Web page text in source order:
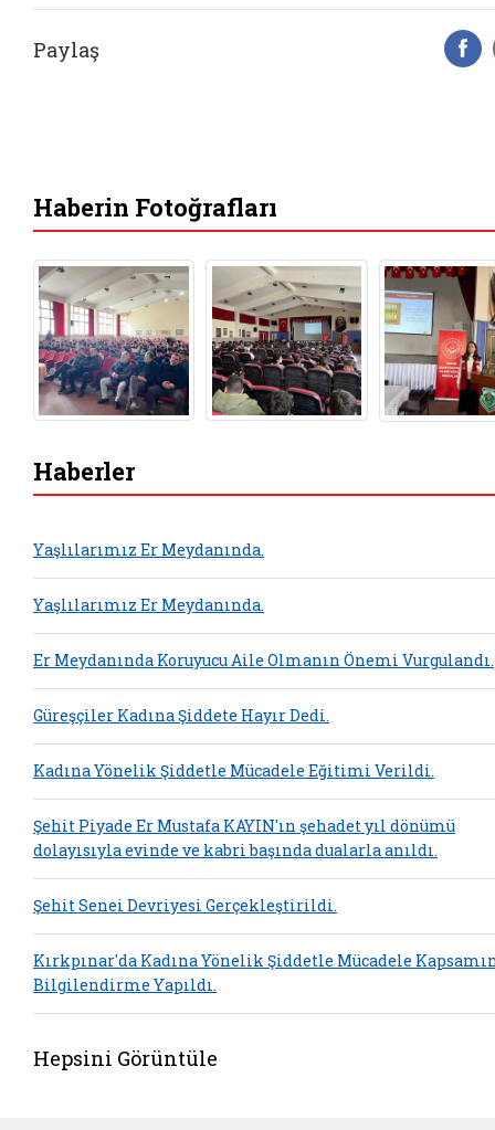
Paylaş
Haberin Fotoğrafları
Haberler
Yaşlılarımız Er Meydanında.
Yaşlılarımız Er Meydanında.
Er Meydanında Koruyucu Aile Olmanın Önemi Vurgulandı.
Güreşçiler Kadına Şiddete Hayır Dedi.
Kadına Yönelik Şiddetle Mücadele Eğitimi Verildi.
Şehit Piyade Er Mustafa KAYIN'ın şehadet yıl dönümü
dolayısıyla evinde ve kabri başında dualarla anıldı.
Şehit Senei Devriyesi Gerçekleştirildi.
Kırkpınar'da Kadına Yönelik Şiddetle Mücadele
Bilgilendirme Yapıldı.
Hepsini Görüntüle